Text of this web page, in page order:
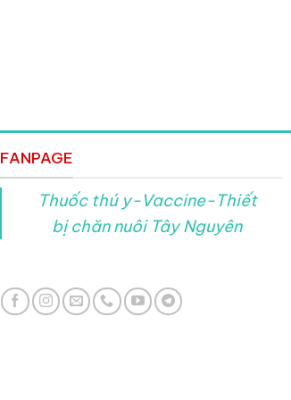
FANPAGE
Thuốc thú y-Vaccine-Thiết
bị chăn nuôi Tây Nguyên